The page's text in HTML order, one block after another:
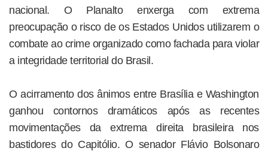
nacional. O Planalto enxerga com extrema
preocupação o risco de os Estados Unidos utilizarem o
combate ao crime organizado como fachada para violar
a integridade territorial do Brasil.
O acirramento dos ânimos entre Brasília e Washington
ganhou contornos dramáticos após as recentes
movimentações da extrema direita brasileira nos
bastidores do Capitólio. O senador Flávio Bolsonaro